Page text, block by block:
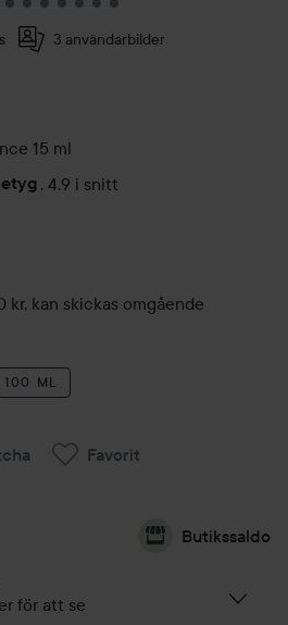
3 användarbilder
15 ml
, 4.9 i snitt
kan skickas omgående
100 ML
Favorit
Butikssaldo
för att se